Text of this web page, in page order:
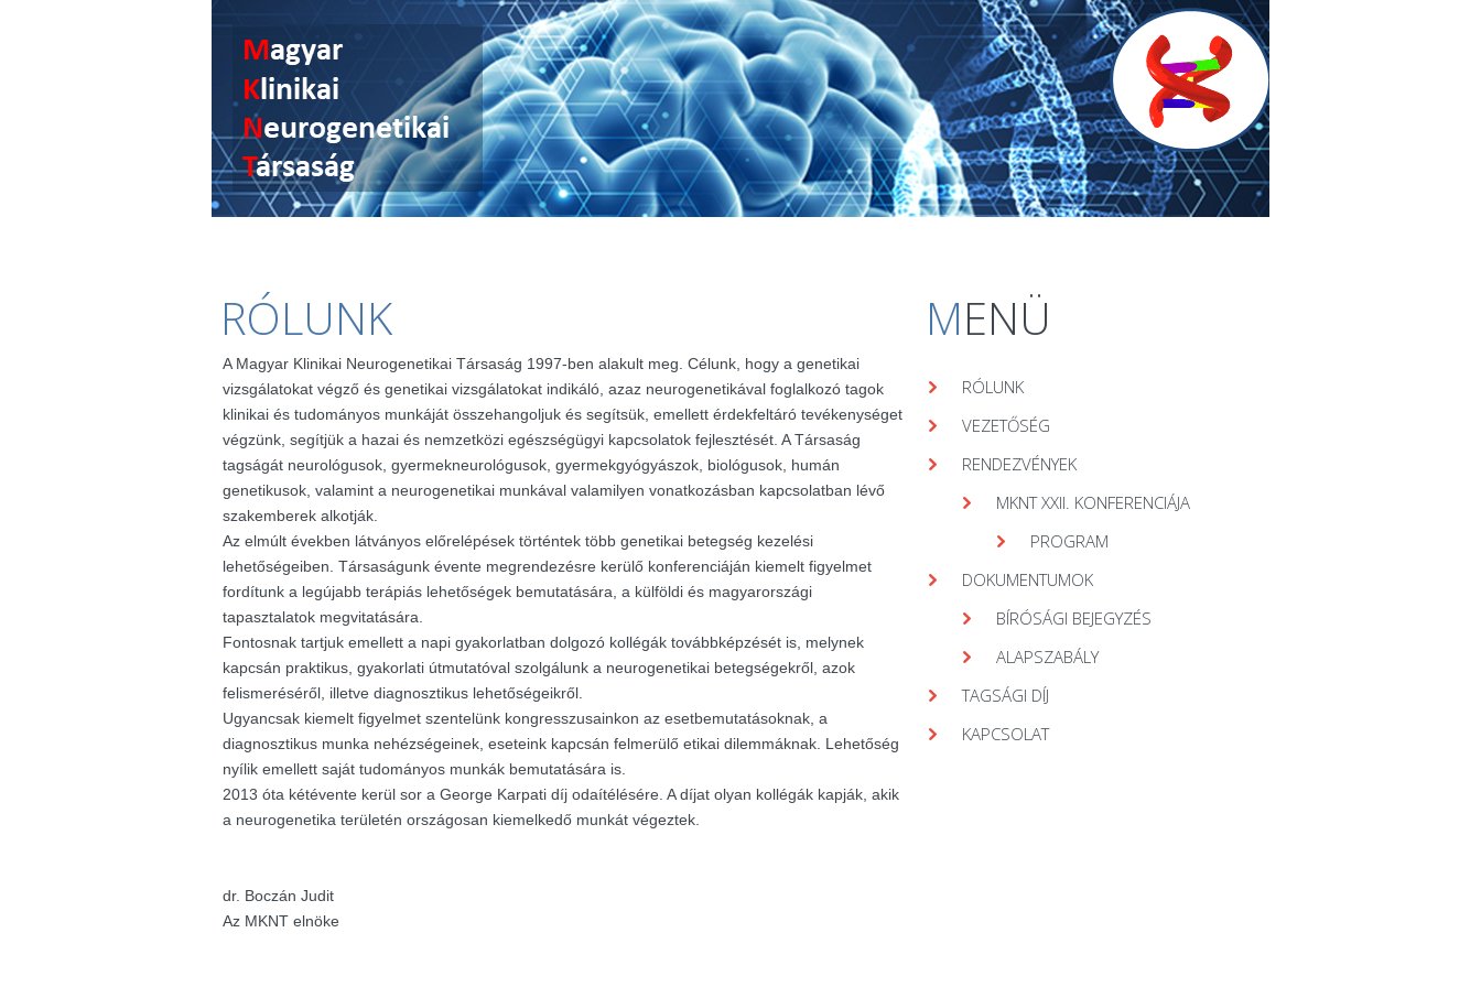
RÓLUNK
A Magyar Klinikai Neurogenetikai Társaság 1997-ben alakult meg. Célunk, hogy a genetikai
vizsgálatokat végző és genetikai vizsgálatokat indikáló, azaz neurogenetikával foglalkozó tagok
klinikai és tudományos munkáját összehangoljuk és segítsük, emellett érdekfeltáró tevékenységet
végzünk, segítjük a hazai és nemzetközi egészségügyi kapcsolatok fejlesztését. A Társaság
tagságát neurológusok, gyermekneurológusok, gyermekgyógyászok, biológusok, humán
genetikusok, valamint a neurogenetikai munkával valamilyen vonatkozásban kapcsolatban lévő
szakemberek alkotják.
Az elmúlt években látványos előrelépések történtek több genetikai betegség kezelési
lehetőségeiben. Társaságunk évente megrendezésre kerülő konferenciáján kiemelt figyelmet
fordítunk a legújabb terápiás lehetőségek bemutatására, a külföldi és magyarországi
tapasztalatok megvitatására.
Fontosnak tartjuk emellett a napi gyakorlatban dolgozó kollégák továbbképzését is, melynek
kapcsán praktikus, gyakorlati útmutatóval szolgálunk a neurogenetikai betegségekről, azok
felismeréséről, illetve diagnosztikus lehetőségeikről.
Ugyancsak kiemelt figyelmet szentelünk kongresszusainkon az esetbemutatásoknak, a
diagnosztikus munka nehézségeinek, eseteink kapcsán felmerülő etikai dilemmáknak. Lehetőség
nyílik emellett saját tudományos munkák bemutatására is.
2013 óta kétévente kerül sor a George Karpati díj odaítélésére. A díjat olyan kollégák kapják, akik
a neurogenetika területén országosan kiemelkedő munkát végeztek.
dr. Boczán Judit
Az MKNT elnöke
MENÜ
RÓLUNK
VEZETŐSÉG
RENDEZVÉNYEK
MKNT XXII. KONFERENCIÁJA
PROGRAM
DOKUMENTUMOK
BÍRÓSÁGI BEJEGYZÉS
ALAPSZABÁLY
TAGSÁGI DÍJ
KAPCSOLAT